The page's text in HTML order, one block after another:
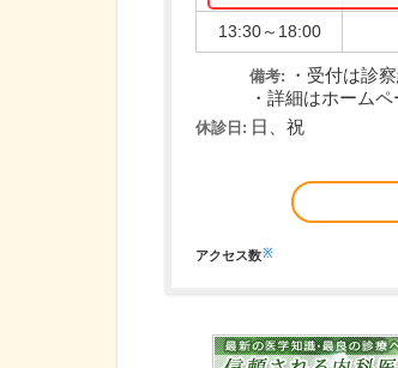
13:30～18:00
備考:
・受付は診
・詳細はホーム
休診日: 日、祝
アクセス数※